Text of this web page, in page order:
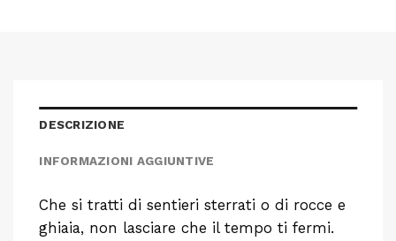
DESCRIZIONE
INFORMAZIONI AGGIUNTIVE
Che si tratti di sentieri sterrati o di rocce e
ghiaia, non lasciare che il tempo ti fermi.